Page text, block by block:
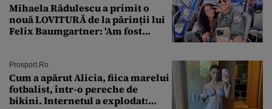
Mihaela Rădulescu a primit o
nouă LOVITURĂ de la părinții lui
Felix Baumgartner: 'Am fost
Prosport.ro
Cum a apărut Alicia, fiica marelui
fotbalist, într-o pereche de
bikini. Internetul a explodat: